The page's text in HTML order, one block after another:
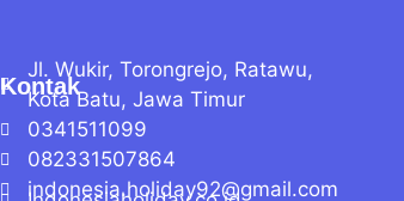
Kontak
Jl. Wukir, Torongrejo, Ratawu,
Kota Batu, Jawa Timur
0341511099
082331507864
indonesia.holiday92@gmail.com